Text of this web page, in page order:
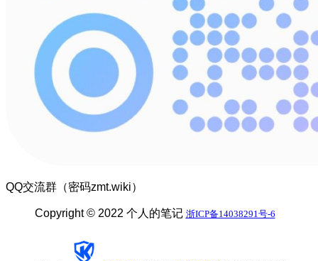
QQ交流群（密码zmt.wiki）
Copyright © 2022 个人的笔记 浙ICP备14038291号-6